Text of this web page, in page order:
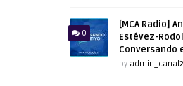
0
[MCA Radio]
Estévez-
Conversando
by